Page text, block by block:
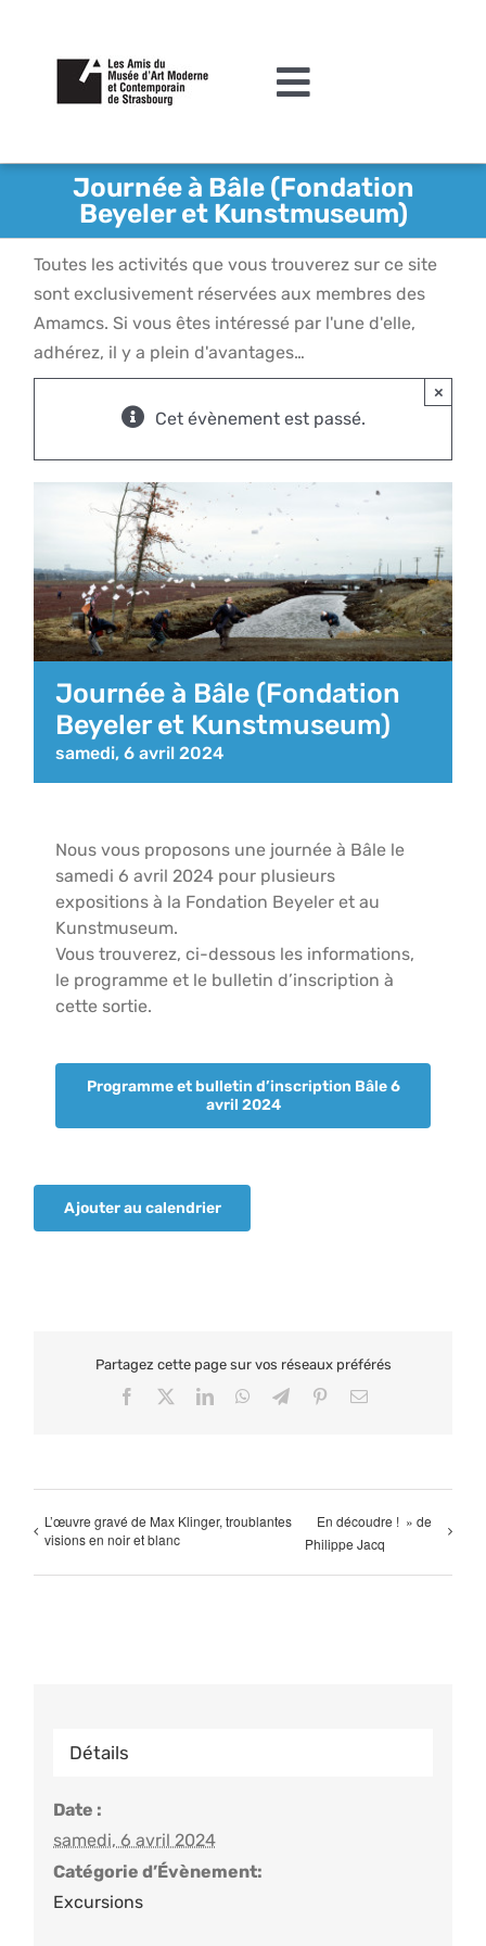
contenu
Toggle
L’association
Agenda
Actualités
Acquisitions et mécénat
Le MAMCS
Journée à Bâle (Fondation
Beyeler et Kunstmuseum)
Toutes les activités que vous trouverez sur ce site
sont exclusivement réservées aux membres des
Amamcs. Si vous êtes intéressé par l'une d'elle,
adhérez, il y a plein d'avantages…
Cet évènement est passé.
×
Journée à Bâle (Fondation
Beyeler et Kunstmuseum)
samedi, 6 avril 2024
Nous vous proposons une journée à Bâle le
samedi 6 avril 2024 pour plusieurs
expositions à la Fondation Beyeler et au
Kunstmuseum.
Vous trouverez, ci-dessous les informations,
le programme et le bulletin d’inscription à
cette sortie.
Programme et bulletin d’inscription Bâle 6
avril 2024
Ajouter au calendrier
Partagez cette page sur vos réseaux préférés
Facebook LinkedInWhatsApp
TelegramPinterestEmail
L’œuvre gravé de Max Klinger, troublantes
visions en noir et blanc
En découdre ! » de
Philippe Jacq
Détails
Date :
samedi, 6 avril 2024
Catégorie d’Évènement:
Excursions